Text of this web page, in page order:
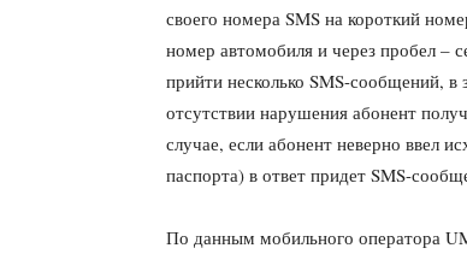
своего номера SMS на короткий
номер автомобиля и через пробел –
прийти несколько SMS-сообщений,
отсутствии нарушения абонент
случае, если абонент неверно ввел
паспорта) в ответ придет SMS-
По данным мобильного оператора